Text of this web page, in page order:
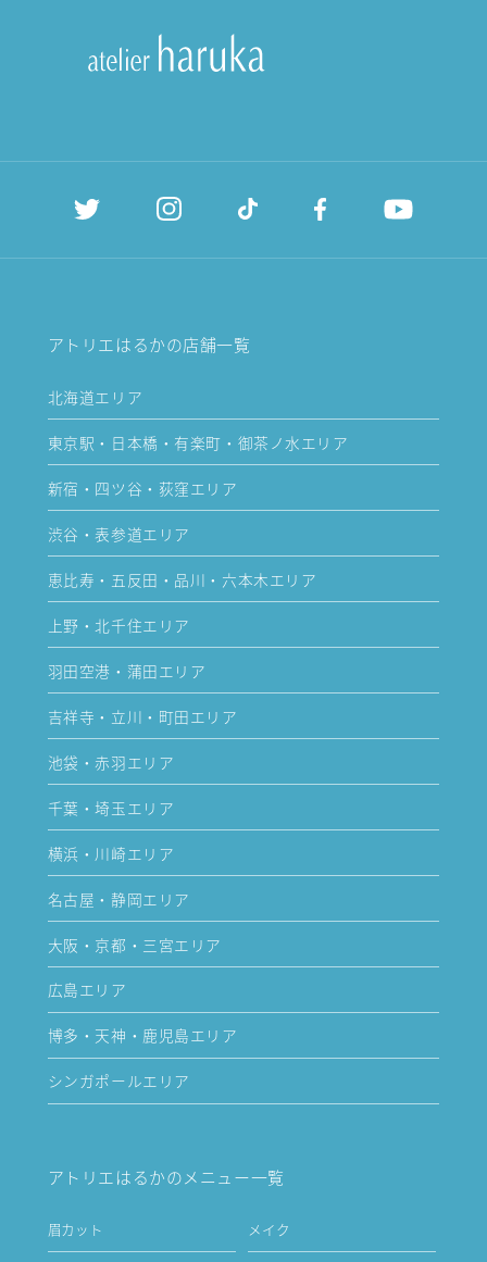
アトリエはるかの店舗一覧
北海道エリア
東京駅・日本橋・有楽町・御茶ノ水エリア
新宿・四ツ谷・荻窪エリア
渋谷・表参道エリア
恵比寿・五反田・品川・六本木エリア
上野・北千住エリア
羽田空港・蒲田エリア
吉祥寺・立川・町田エリア
池袋・赤羽エリア
千葉・埼玉エリア
横浜・川崎エリア
名古屋・静岡エリア
大阪・京都・三宮エリア
広島エリア
博多・天神・鹿児島エリア
シンガポールエリア
アトリエはるかのメニュー一覧
眉カット メイク